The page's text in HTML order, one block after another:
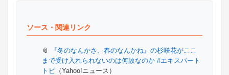
ソース・関連リンク
『冬のなんかさ、春のなんかね』の杉咲花がここ
まで受け入れられないのは何故なのか #エキスパート
トピ （Yahoo!ニュース）